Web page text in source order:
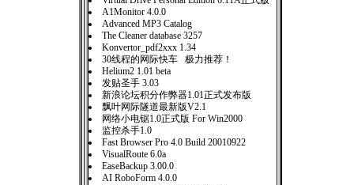
A1Monitor 4.0.0
Advanced MP3 Catalog
The Cleaner database 3257
Konvertor_pdf2xxx 1.34
30线程的网际快车 极力推荐！
Helium2 1.01 beta
发贴圣手 3.03
新浪论坛积分作弊器1.01正式发布版
飘叶网际隧道最新版V2.1
网络小电锯1.0正式版 For Win2000
监控杀手1.0
Fast Browser Pro 4.0 Build 20010922
VisualRoute 6.0a
EaseBackup 3.00.0
AI RoboForm 4.0.0